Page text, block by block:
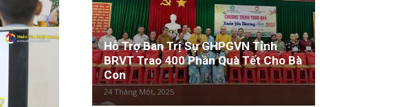
Hỗ Trợ Ban Trị Sự GHPGVN Tỉnh
BRVT Trao 400 Phần Quà Tết Cho Bà
Con
24 Tháng Một, 2025